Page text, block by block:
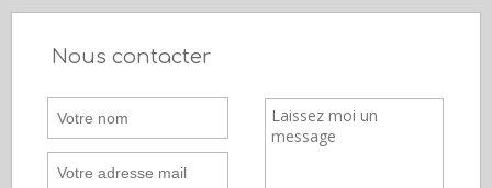
Nous contacter